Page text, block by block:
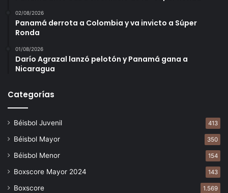
02/08/2026
Panamá derrota a Colombia y va invicto a Súper
Ronda
01/08/2026
Darío Agrazal lanzó pelotón y Panamá gana a
Nicaragua
Categorías
Béisbol Juvenil 413
Béisbol Mayor 350
Béisbol Menor 154
Boxscore Mayor 2024 143
Boxscore 1.569